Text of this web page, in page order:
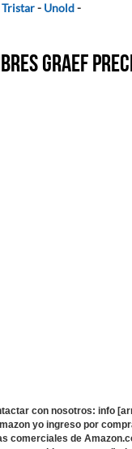
Tristar- Unold-
Graef
con nosotros: info
yo ingreso por
comerciales de